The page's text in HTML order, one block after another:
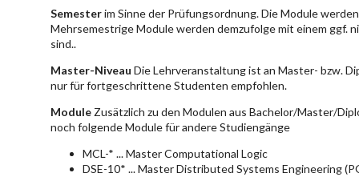
Semesterim Sinne der Prüfungsordnung. Die Module
Mehrsemestrige Module werden demzufolge mit einem ggf.
sind..
Master-Niveau Die Lehrveranstaltung ist an Master- bzw.
nur für fortgeschrittene Studenten empfohlen.
Module Zusätzlich zu den Modulen aus Bachelor/Master/
noch folgende Module für andere Studiengänge
MCL-* ... Master Computational Logic
DSE-10* ... Master Distributed Systems Engineering